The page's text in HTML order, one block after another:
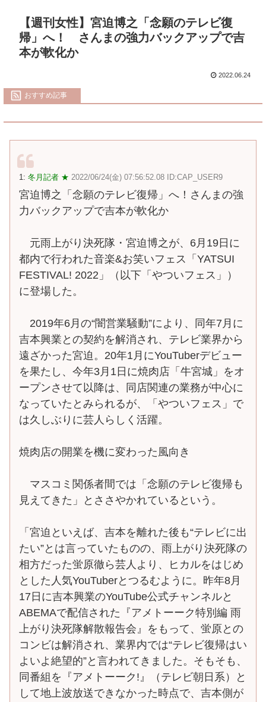
【週刊女性】宮迫博之「念願のテレビ復
帰」へ！ さんまの強力バックアップで吉
本が軟化か
2022.06.24
おすすめ記事
1: 冬月記者 ★ 2022/06/24(金) 07:56:52.08 ID:CAP_USER9
宮迫博之「念願のテレビ復帰」へ！さんまの強
力バックアップで吉本が軟化か
元雨上がり決死隊・宮迫博之が、6月19日に
都内で行われた音楽&お笑いフェス「YATSUI
FESTIVAL! 2022」（以下「やついフェス」）
に登場した。
2019年6月の“闇営業騒動”により、同年7月に
吉本興業との契約を解消され、テレビ業界から
遠ざかった宮迫。20年1月にYouTuberデビュー
を果たし、今年3月1日に焼肉店「牛宮城」をオ
ープンさせて以降は、同店関連の業務が中心に
なっていたとみられるが、「やついフェス」で
は久しぶりに芸人らしく活躍。
焼肉店の開業を機に変わった風向き
マスコミ関係者間では「念願のテレビ復帰も
見えてきた」とささやかれているという。
「宮迫といえば、吉本を離れた後も“テレビに出
たい”とは言っていたものの、雨上がり決死隊の
相方だった蛍原徹ら芸人より、ヒカルをはじめ
とした人気YouTuberとつるむように。昨年8月
17日に吉本興業のYouTube公式チャンネルと
ABEMAで配信された『アメトーーク特別編 雨
上がり決死隊解散報告会』をもって、蛍原との
コンビは解消され、業界内では“テレビ復帰はい
よいよ絶望的”と言われてきました。そもそも、
同番組を『アメトーーク!』（テレビ朝日系）と
して地上波放送できなかった時点で、吉本側が